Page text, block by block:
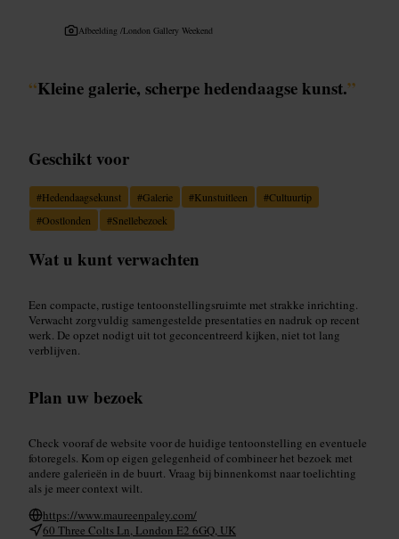
Afbeelding /London Gallery Weekend
“Kleine galerie, scherpe hedendaagse kunst.”
Geschikt voor
#Hedendaagsekunst #Galerie #Kunstuitleen #Cultuurtip
#Oostlonden #Snellebezoek
Wat u kunt verwachten
Een compacte, rustige tentoonstellingsruimte met strakke inrichting.
Verwacht zorgvuldig samengestelde presentaties en nadruk op recent
werk. De opzet nodigt uit tot geconcentreerd kijken, niet tot lang
verblijven.
Plan uw bezoek
Check vooraf de website voor de huidige tentoonstelling en eventuele
fotoregels. Kom op eigen gelegenheid of combineer het bezoek met
andere galerieën in de buurt. Vraag bij binnenkomst naar toelichting
als je meer context wilt.
https://www.maureenpaley.com/
60 Three Colts Ln, London E2 6GQ, UK